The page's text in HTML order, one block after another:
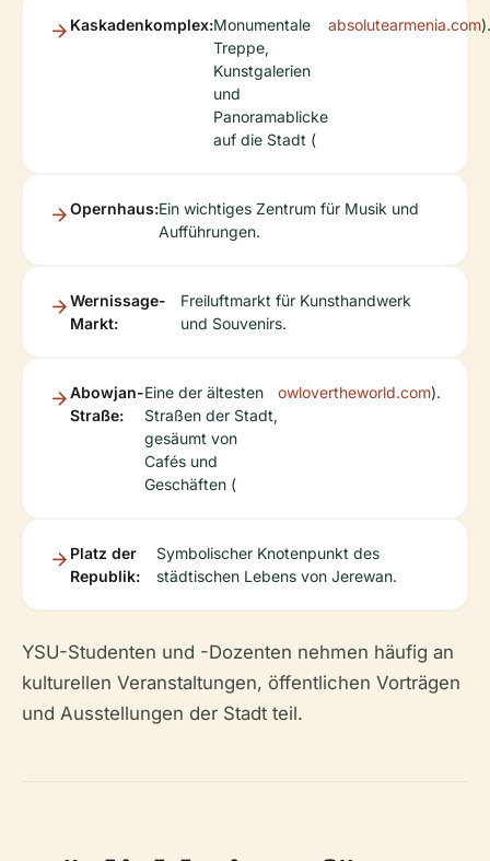
Kaskadenkomplex:Monumentale
Treppe,
Kunstgalerien
und
Panoramablicke
auf die Stadt (
absolutearmenia.com).
Opernhaus:Ein wichtiges Zentrum für Musik und
Aufführungen.
Wernissage-
Markt:
Freiluftmarkt für Kunsthandwerk
und Souvenirs.
Abowjan-
Straße:
Eine der ältesten
Straßen der Stadt,
gesäumt von
Cafés und
Geschäften (
owlovertheworld.com).
Platz der
Republik:
Symbolischer Knotenpunkt des
städtischen Lebens von Jerewan.
YSU-Studenten und -Dozenten nehmen häufig an
kulturellen Veranstaltungen, öffentlichen Vorträgen
und Ausstellungen der Stadt teil.